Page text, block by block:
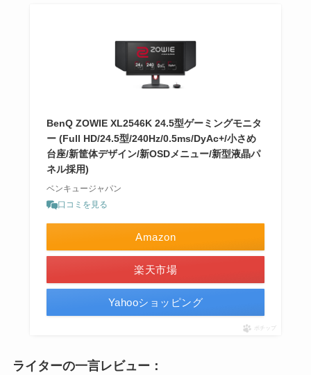
BenQ ZOWIE XL2546K 24.5型ゲーミングモニタ
ー (Full HD/24.5型/240Hz/0.5ms/DyAc+/小さめ
台座/新筐体デザイン/新OSDメニュー/新型液晶パ
ネル採用)
ベンキュージャパン
口コミを見る
Amazon
楽天市場
Yahooショッピング
ポチップ
ライターの一言レビュー：